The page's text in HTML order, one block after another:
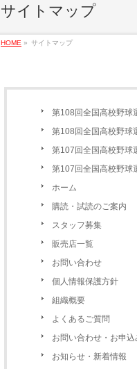
サイトマップ
HOME » サイトマップ
第108回全国高校野球
第108回全国高校野球
第107回全国高校野球
第107回全国高校野球
ホーム
購読・試読のご案内
スタッフ募集
販売店一覧
お問い合わせ
個人情報保護方針
組織概要
よくあるご質問
お問い合わせ・お申
お知らせ・新着情報